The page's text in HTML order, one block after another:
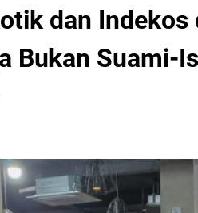
dan Indekos
Bukan Suami-